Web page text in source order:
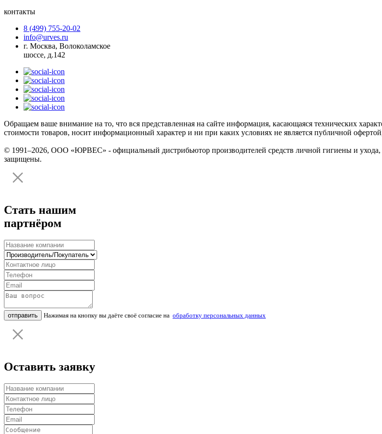
контакты
8 (499) 755-20-02
info@urves.ru
г. Москва, Волоколамское
шоссе, д.142
Обращаем ваше внимание на то, что вся представленная на сайте информация, касающаяся технических
стоимости товаров, носит информационный характер и ни при каких условиях не является публичной
© 1991–2026, ООО «ЮРВЕС» - официальный дистрибьютор производителей средств личной гигиены и ухода,
защищены.
Стать нашим
партнёром
отправить Нажимая на кнопку вы даёте своё согласие на обработку персональных данных
Оставить заявку